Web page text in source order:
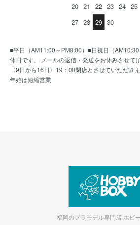
20 21 22 23 24 25
27 28 29 30
■平日（AM11:00～PM8:00）■日祝日（
休日です。 メールの返信・発送をお休みさせて
〈9日から16日〉19：00閉店とさせていただき
年始は短縮営業
福岡のプラモデル専門店 ホビ